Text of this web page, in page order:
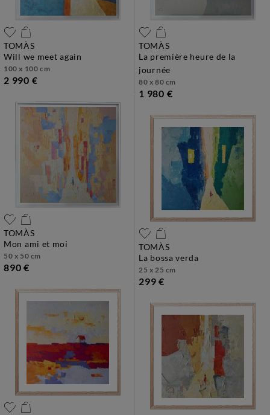
TOMÀS
will we meet again
100 x 100 cm
2 990 €
TOMÀS
la première heure de la
journée
80 x 80 cm
1 980 €
TOMÀS
mon ami et moi
50 x 50 cm
890 €
TOMÀS
la bossa verda
25 x 25 cm
299 €